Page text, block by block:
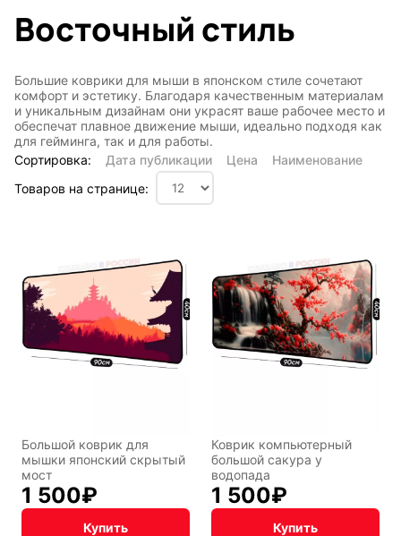
Восточный стиль
Большие коврики для мыши в японском стиле сочетают
комфорт и эстетику. Благодаря качественным материалам
и уникальным дизайнам они украсят ваше рабочее место и
обеспечат плавное движение мыши, идеально подходя как
для гейминга, так и для работы.
Сортировка:
Дата публикации Цена
Наименование
Товаров на странице:
Большой коврик для
мышки японский скрытый
мост
1 500₽
Купить
Коврик компьютерный
большой сакура у
водопада
1 500₽
Купить